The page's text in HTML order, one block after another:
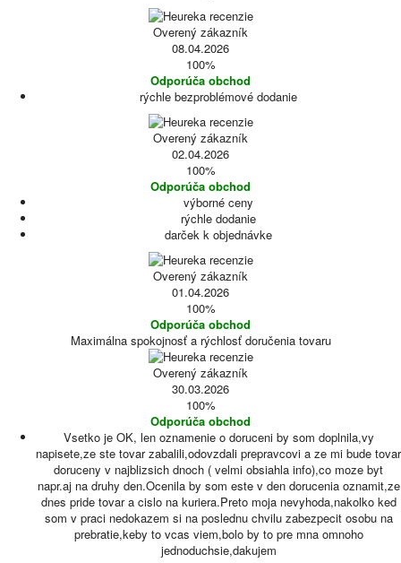
Overený zákazník
08.04.2026
100%
Odporúča obchod
rýchle bezproblémové dodanie
Overený zákazník
02.04.2026
100%
Odporúča obchod
výborné ceny
rýchle dodanie
darček k objednávke
Overený zákazník
01.04.2026
100%
Odporúča obchod
Maximálna spokojnosť a rýchlosť doručenia tovaru
Overený zákazník
30.03.2026
100%
Odporúča obchod
Vsetko je OK, len oznamenie o doruceni by som doplnila,vy
napisete,ze ste tovar zabalili,odovzdali prepravcovi a ze mi bude tovar
doruceny v najblizsich dnoch ( velmi obsiahla info),co moze byt
napr.aj na druhy den.Ocenila by som este v den dorucenia oznamit,ze
dnes pride tovar a cislo na kuriera.Preto moja nevyhoda,nakolko ked
som v praci nedokazem si na poslednu chvilu zabezpecit osobu na
prebratie,keby to vcas viem,bolo by to pre mna omnoho
jednoduchsie,dakujem